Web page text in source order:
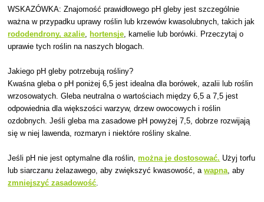
WSKAZÓWKA: Znajomość prawidłowego pH gleby jest szczególnie
ważna w przypadku uprawy roślin lub krzewów kwasolubnych, takich jak
rododendrony, azalie
hortensje , kamelie lub borówki. Przeczytaj o
uprawie tych roślin na naszych blogach.
Jakiego pH gleby potrzebują rośliny?
Kwaśna gleba o pH poniżej 6,5 jest idealna dla borówek, azalii lub roślin
wrzosowatych. Gleba neutralna o wartościach między 6,5 a 7,5 jest
odpowiednia dla większości warzyw, drzew owocowych i roślin
ozdobnych. Jeśli gleba ma zasadowe pH powyżej 7,5, dobrze rozwijają
się w niej lawenda, rozmaryn i niektóre rośliny skalne.
Jeśli pH nie jest optymalne dla roślin,można je dostosować. Użyj torfu
lub siarczanu żelazawego, aby zwiększyć kwasowość, awapna , aby
zmniejszyć zasadowość